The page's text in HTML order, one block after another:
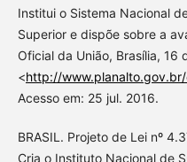
Institui o Sistema Nacional
Superior e dispõe sobre a
Oficial da União, Brasília, 16
<http://
Acesso em: 25 jul. 2016.
BRASIL. Projeto de Lei nº
Cria o Instituto Nacional de